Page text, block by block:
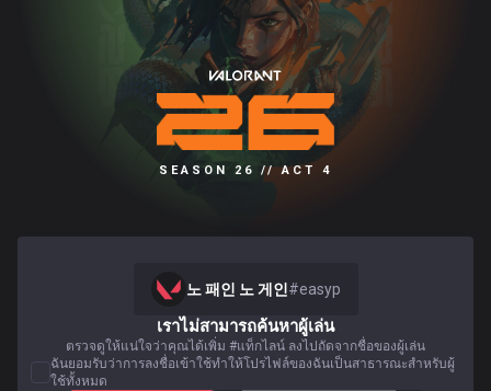
SEASON 26 // ACT 4
노 패인 노 게인 #easyp
เราไม่สามารถค้นหาผู้เล่น
ตรวจดูให้แน่ใจว่าคุณได้เพิ่ม #แท็กไลน์ ลงไปถัดจากชื่อของผู้เล่น
ฉันยอมรับว่าการลงชื่อเข้าใช้ทำให้โปรไฟล์ของฉันเป็นสาธารณะสำหรับผู้
ใช้ทั้งหมด